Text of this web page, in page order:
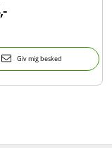
Giv mig besked